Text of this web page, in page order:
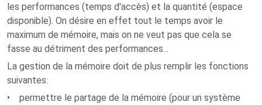
les performances (temps d'accès) et la quantité (espace
disponible). On désire en effet tout le temps avoir le
maximum de mémoire, mais on ne veut pas que cela se
fasse au détriment des performances...
La gestion de la mémoire doit de plus remplir les fonctions
suivantes:
• permettre le partage de la mémoire (pour un système